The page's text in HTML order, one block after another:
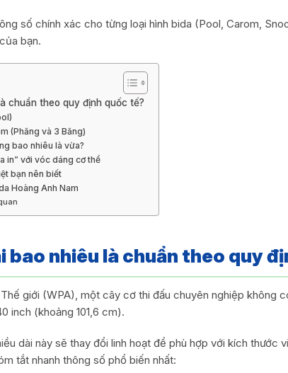
số chính xác cho từng loại hình bida (Pool, Carom,
bạn.
chuẩn theo quy định quốc tế?
(Phăng và 3 Băng)
bao nhiêu là vừa?
in” với vóc dáng cơ thể
bạn nên biết
Hoàng Anh Nam
bao nhiêu là chuẩn theo quy
giới (WPA), một cây cơ thi đấu chuyên nghiệp không
inch (khoảng 101,6 cm).
dài này sẽ thay đổi linh hoạt để phù hợp với kích thước
tắt nhanh thông số phổ biến nhất: